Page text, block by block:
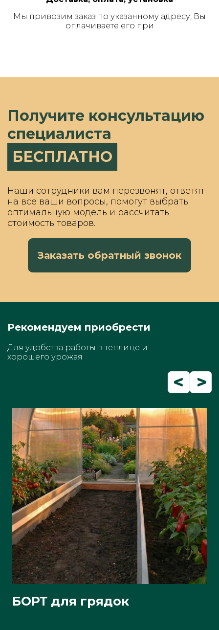
Мы привозим заказ по указанному адресу, Вы
оплачиваете его при
Получите консультацию
специалиста
БЕСПЛАТНО
Наши сотрудники вам перезвонят, ответят
на все ваши вопросы, помогут выбрать
оптимальную модель и рассчитать
стоимость товаров.
Заказать обратный звонок
Рекомендуем приобрести
Для удобства работы в теплице и
хорошего урожая
БОРТ для грядок